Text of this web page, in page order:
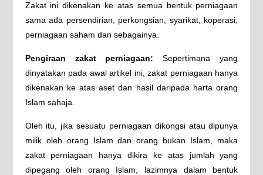
Zakat ini dikenakan ke atas semua bentuk perniagaan
sama ada persendirian, perkongsian, syarikat, koperasi,
perniagaan saham dan sebagainya.
Pengiraan zakat perniagaan: Sepertimana yang
dinyatakan pada awal artikel ini, zakat perniagaan hanya
dikenakan ke atas aset dan hasil daripada harta orang
Islam sahaja.
Oleh itu, jika sesuatu perniagaan dikongsi atau dipunya
milik oleh orang Islam dan orang bukan Islam, maka
zakat perniagaan hanya dikira ke atas jumlah yang
dipegang oleh orang Islam, lazimnya dalam bentuk